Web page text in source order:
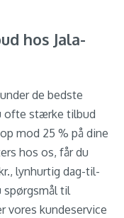
hos Jala-
de bedste
ofte stærke tilbud
mod 25 % på dine
hos os, får du
lynhurtig dag-til-
spørgsmål til
vores kundeservice